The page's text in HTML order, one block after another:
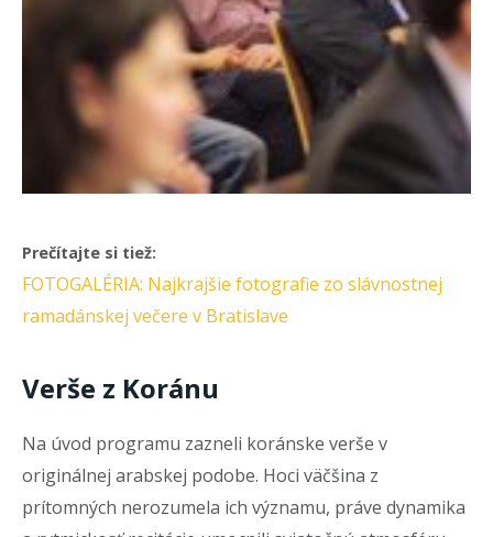
Prečítajte si tiež:
FOTOGALÉRIA: Najkrajšie fotografie zo slávnostnej
ramadánskej večere v Bratislave
Verše z Koránu
Na úvod programu zazneli koránske verše v
originálnej arabskej podobe. Hoci väčšina z
prítomných nerozumela ich významu, práve dynamika